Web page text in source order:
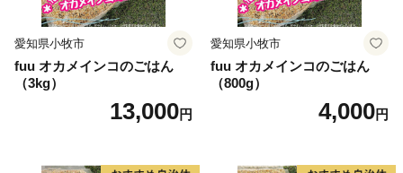
愛知県小牧市
fuu オカメインコのごはん
（3kg）
13,000円
愛知県小牧市
fuu オカメインコのごはん
（800g）
4,000円